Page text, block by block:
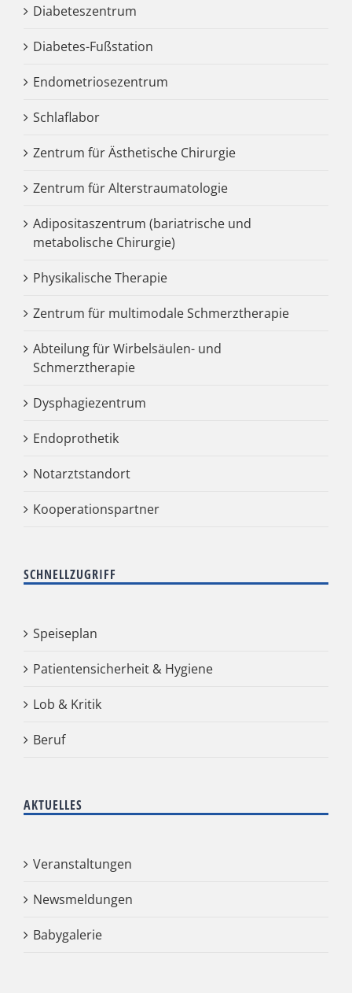
Diabeteszentrum
Diabetes-Fußstation
Endometriosezentrum
Schlaflabor
Zentrum für Ästhetische Chirurgie
Zentrum für Alterstraumatologie
Adipositaszentrum (bariatrische und
metabolische Chirurgie)
Physikalische Therapie
Zentrum für multimodale Schmerztherapie
Abteilung für Wirbelsäulen- und
Schmerztherapie
Dysphagiezentrum
Endoprothetik
Notarztstandort
Kooperationspartner
SCHNELLZUGRIFF
Speiseplan
Patientensicherheit & Hygiene
Lob & Kritik
Beruf
AKTUELLES
Veranstaltungen
Newsmeldungen
Babygalerie